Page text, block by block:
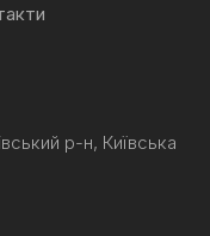
р-н, Київська